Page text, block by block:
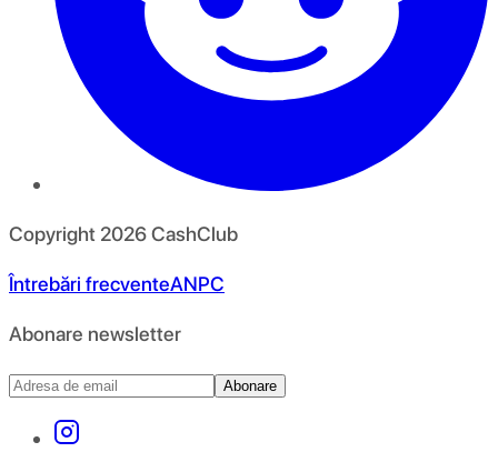
Copyright 2026CashClub
Întrebări frecventeANPC
Abonare newsletter
Abonare